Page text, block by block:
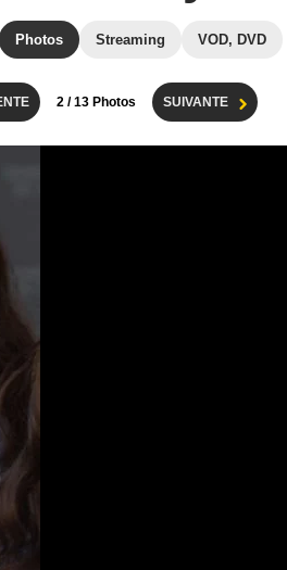
Photos Streaming VOD, DVD
2 / 13 Photos SUIVANTE